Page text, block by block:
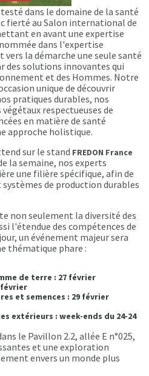
dans le domaine de la santé
fierté au Salon international de
en avant une expertise
dans l'expertise
la démarche une seule santé
des solutions innovantes qui
et des Hommes. Notre
unique de découvrir
pratiques durables, nos
respectueuses de
en matière de santé
approche holistique.
sur le stand FREDON France
la semaine, nos experts
une filière spécifique, afin de
de production durables
non seulement la diversité des
l'étendue des compétences de
un événement majeur sera
thématique phare :
de terre : 27 février
et semences : 29 février
extérieurs : week-ends du 24-24
le Pavillon 2.2, allée E n°025,
et une exploration
envers un monde plus